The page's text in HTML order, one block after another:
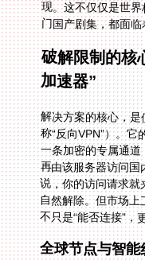
门国产剧集，都面
破解限制的核
加速器”
解决方案的核心，
称“反向VPN”）。它
一条加密的专属通道
再由该服务器访问国
说，你的访问请求就
自然解除。但市场上
不只是“能否连接”，
全球节点与智